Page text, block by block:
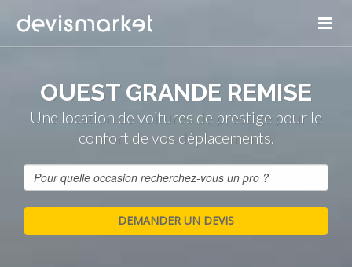
OUEST GRANDE REMISE
Une location de voitures de prestige pour le
confort de vos déplacements.